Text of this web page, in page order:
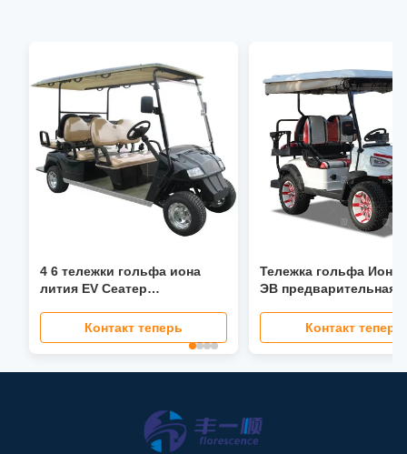
4 6 тележки гольфа иона
лития EV Сеатер
фары ЛКД места
гидроусилителя руля 40
Контакт теперь
Тележка гольфа Иона
ЭВ предварительная
Контакт теперь